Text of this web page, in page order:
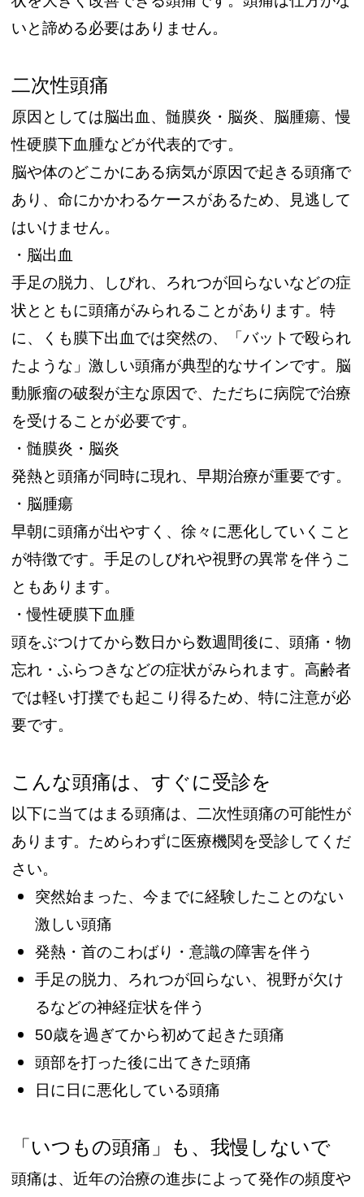
いと諦める必要はありません。
二次性頭痛
原因としては脳出血、髄膜炎・脳炎、脳腫瘍、慢
性硬膜下血腫などが代表的です。
脳や体のどこかにある病気が原因で起きる頭痛で
あり、命にかかわるケースがあるため、見逃して
はいけません。
・脳出血
手足の脱力、しびれ、ろれつが回らないなどの症
状とともに頭痛がみられることがあります。特
に、くも膜下出血では突然の、「バットで殴られ
たような」激しい頭痛が典型的なサインです。脳
動脈瘤の破裂が主な原因で、ただちに病院で治療
を受けることが必要です。
・髄膜炎・脳炎
発熱と頭痛が同時に現れ、早期治療が重要です。
・脳腫瘍
早朝に頭痛が出やすく、徐々に悪化していくこと
が特徴です。手足のしびれや視野の異常を伴うこ
ともあります。
・慢性硬膜下血腫
頭をぶつけてから数日から数週間後に、頭痛・物
忘れ・ふらつきなどの症状がみられます。高齢者
では軽い打撲でも起こり得るため、特に注意が必
要です。
こんな頭痛は、すぐに受診を
以下に当てはまる頭痛は、二次性頭痛の可能性が
あります。ためらわずに医療機関を受診してくだ
さい。
突然始まった、今までに経験したことのない
激しい頭痛
発熱・首のこわばり・意識の障害を伴う
手足の脱力、ろれつが回らない、視野が欠け
るなどの神経症状を伴う
50歳を過ぎてから初めて起きた頭痛
頭部を打った後に出てきた頭痛
日に日に悪化している頭痛
「いつもの頭痛」も、我慢しないで
頭痛は、近年の治療の進歩によって発作の頻度や